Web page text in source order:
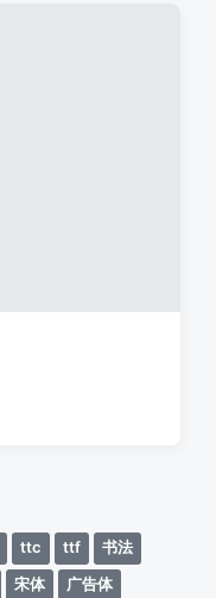
ttc ttf
书法
宋体
广告体